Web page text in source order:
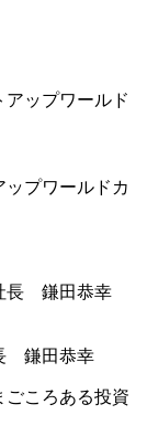
ップワールドカ
鎌田恭幸
ごころある投資